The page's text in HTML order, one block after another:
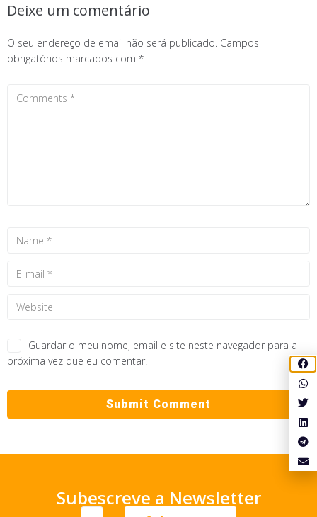
Deixe um comentário
O seu endereço de email não será publicado. Campos
obrigatórios marcados com *
Guardar o meu nome, email e site neste navegador para a
próxima vez que eu comentar.
Subescreve a Newsletter